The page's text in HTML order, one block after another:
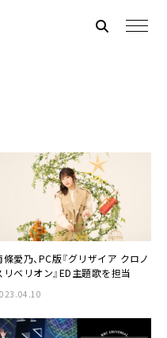
條愛乃、PC版『グリザイア クロノ
リベリオン』ED主題歌を担当